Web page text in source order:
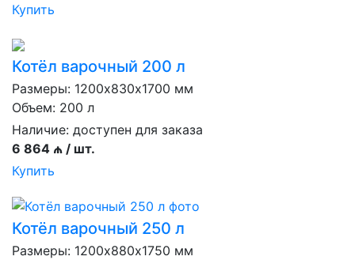
Купить
Котёл варочный 200 л
Размеры: 1200х830х1700 мм
Объем: 200 л
Наличие: доступен для заказа
6 864 ₼ / шт.
Купить
Котёл варочный 250 л
Размеры: 1200х880х1750 мм